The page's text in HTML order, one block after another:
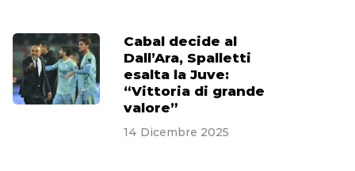
Cabal decide al
Dall’Ara, Spalletti
esalta la Juve:
“Vittoria di grande
valore”
14 Dicembre 2025